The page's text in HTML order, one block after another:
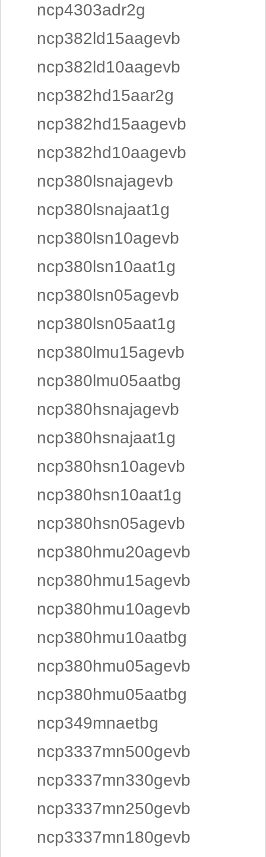
ncp4303adr2g
ncp382ld15aagevb
ncp382ld10aagevb
ncp382hd15aar2g
ncp382hd15aagevb
ncp382hd10aagevb
ncp380lsnajagevb
ncp380lsnajaat1g
ncp380lsn10agevb
ncp380lsn10aat1g
ncp380lsn05agevb
ncp380lsn05aat1g
ncp380lmu15agevb
ncp380lmu05aatbg
ncp380hsnajagevb
ncp380hsnajaat1g
ncp380hsn10agevb
ncp380hsn10aat1g
ncp380hsn05agevb
ncp380hmu20agevb
ncp380hmu15agevb
ncp380hmu10agevb
ncp380hmu10aatbg
ncp380hmu05agevb
ncp380hmu05aatbg
ncp349mnaetbg
ncp3337mn500gevb
ncp3337mn330gevb
ncp3337mn250gevb
ncp3337mn180gevb